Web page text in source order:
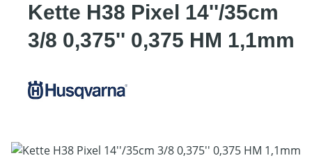
Kette H38 Pixel 14''/35cm
3/8 0,375'' 0,375 HM 1,1mm
Bildergalerie überspringen